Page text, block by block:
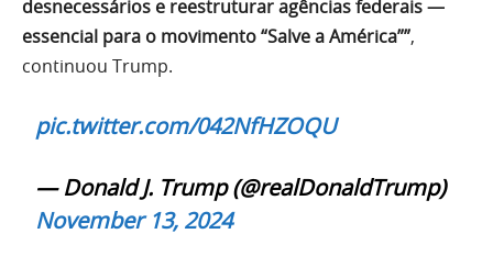
desnecessários e reestruturar agências federais —
essencial para o movimento “Salve a América””,
continuou Trump.
pic.twitter.com/042NfHZOQU
— Donald J. Trump (@realDonaldTrump)
November 13, 2024